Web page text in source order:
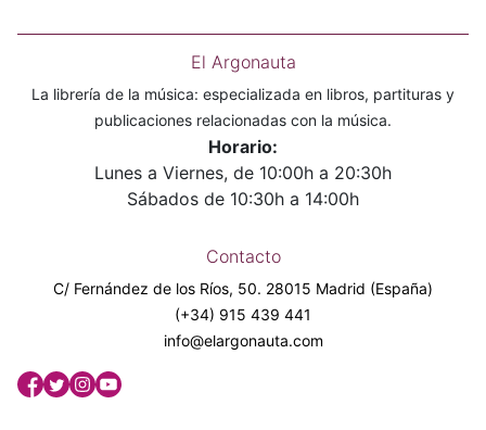
El Argonauta
La librería de la música: especializada en libros, partituras y
publicaciones relacionadas con la música.
Horario:
Lunes a Viernes, de 10:00h a 20:30h
Sábados de 10:30h a 14:00h
Contacto
C/ Fernández de los Ríos, 50. 28015 Madrid (España)
(+34) 915 439 441
info@elargonauta.com